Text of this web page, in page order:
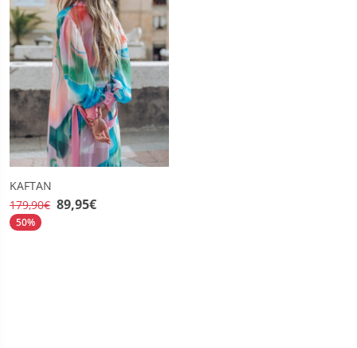
KAFTAN
179,90€ 89,95€
50%